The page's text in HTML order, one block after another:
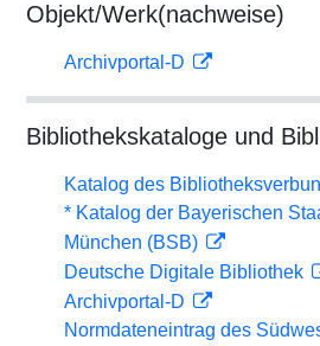
Objekt/Werk(nachweise)
Archivportal-D
Bibliothekskataloge und
Katalog des
* Katalog der Bayerischen
München (BSB)
Deutsche Digitale Bibliothek
Archivportal-D
Normdateneintrag des